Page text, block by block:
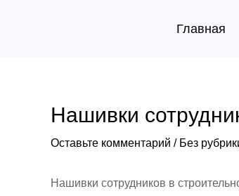
Главная
Нашивки
Оставьте комментарий / Без
Нашивки сотрудников в